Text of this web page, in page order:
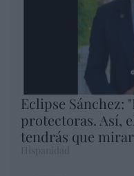
Eclipse Sánchez:
protectoras. Así,
tendrás que